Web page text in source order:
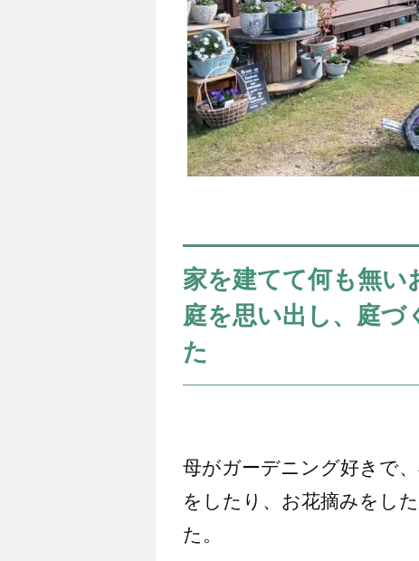
家を建てて何も無い
庭を思い出し、庭づ
た
母がガーデニング好きで
をしたり、お花摘みをし
た。